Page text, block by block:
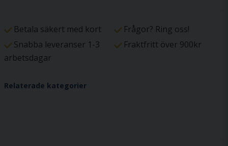
Betala säkert med kort
Frågor? Ring oss!
Snabba leveranser 1-3
arbetsdagar
Fraktfritt över 900kr
Relaterade kategorier